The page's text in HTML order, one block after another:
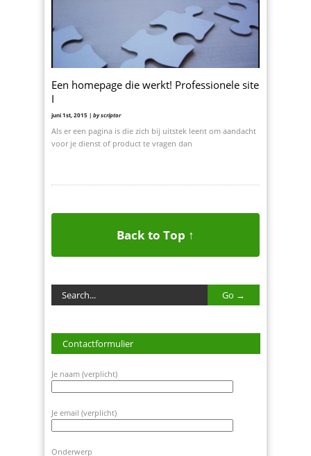
Een homepage die werkt! Professionele site
I
juni 1st, 2015 | by scriptor
Als er een pagina is die zich bij uitstek leent om aandacht
voor je dienst of product te vragen dan
Back to Top ↑
Contactformulier
Je naam (verplicht)
Je email (verplicht)
Onderwerp